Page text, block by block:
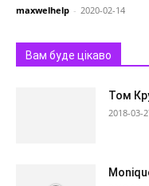
maxwelhelp - 2020-02-14
Вам буде цікаво
Том
2018-03-